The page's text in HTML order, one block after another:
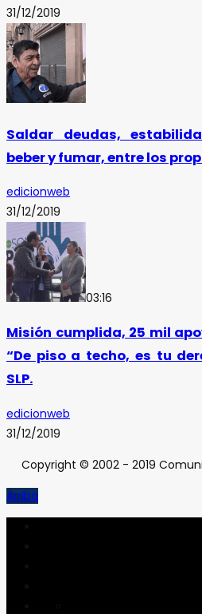
31/12/2019
Saldar deudas,
beber y fumar, entre los
edicionweb
31/12/2019
03:16
Misión cumplida, 25 mil
“De piso a techo, es tu
SLP.
edicionweb
31/12/2019
Copyright © 2002 - 2019
Arriba